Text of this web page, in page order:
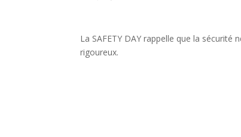
La SAFETY DAY rappelle que la
rigoureux.